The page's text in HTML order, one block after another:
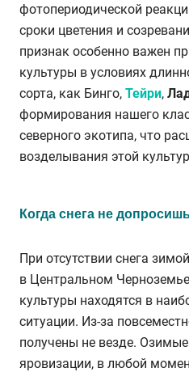
фотопериодической
сроки цветения и
признак особенно важен
культуры в условиях
сорта, как Бинго, Тейри,
формирования нашего
северного экотипа, что
возделывания этой
Когда снега не
При отсутствии снега
в Центральном
культуры находятся в
ситуации. Из-за
получены не везде.
яровизации, в любой